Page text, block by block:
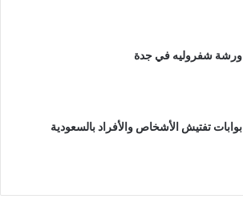
ورشة شفروليه في جدة
بوابات تفتيش الأشخاص والأفراد بالسعودية